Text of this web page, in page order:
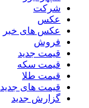
شرکت
عکس
عکس های خبر
فروش
قیمت جدید
قیمت سکه
قیمت طلا
قیمت های جدید
گزارش جدید